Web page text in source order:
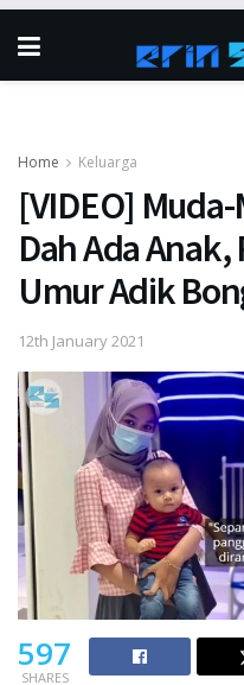
Home Keluarga
[VIDEO]
Dah Ada Anak,
Umur Adik
12th January 2021
597
SHARES